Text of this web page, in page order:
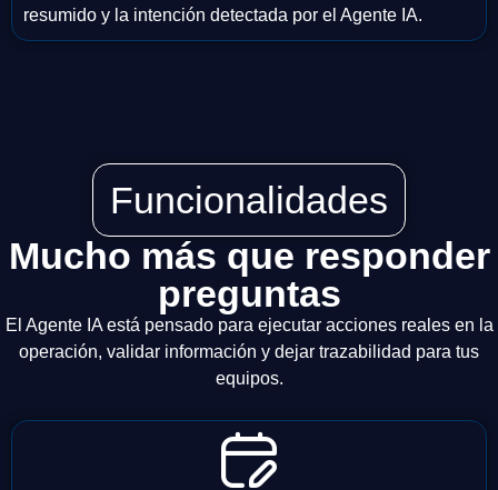
resumido y la intención detectada por el Agente IA.
Funcionalidades
Mucho más que responder
preguntas
El Agente IA está pensado para ejecutar acciones reales en la
operación, validar información y dejar trazabilidad para tus
equipos.